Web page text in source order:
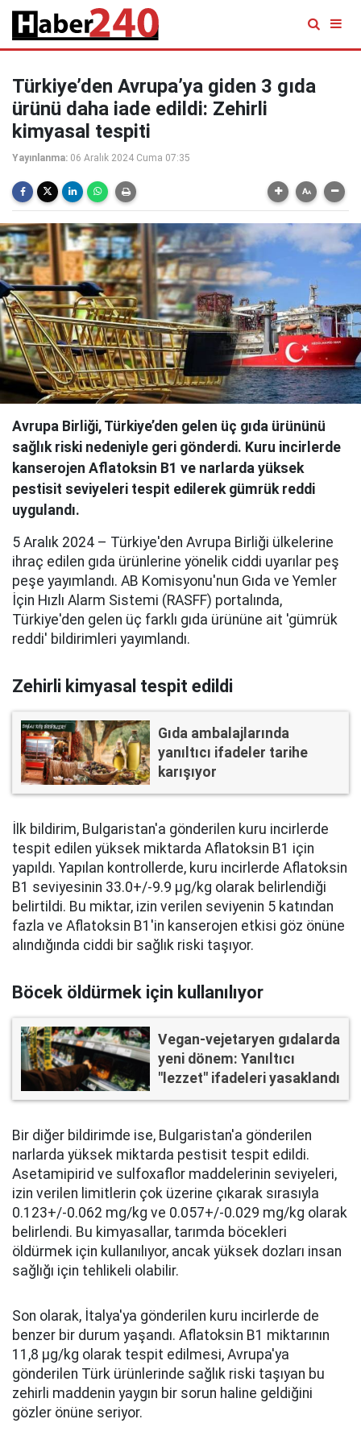
Türkiye’den Avrupa’ya giden 3 gıda
ürünü daha iade edildi: Zehirli
kimyasal tespiti
Yayınlanma: 06 Aralık 2024 Cuma 07:35
Avrupa Birliği, Türkiye’den gelen üç gıda ürününü
sağlık riski nedeniyle geri gönderdi. Kuru incirlerde
kanserojen Aflatoksin B1 ve narlarda yüksek
pestisit seviyeleri tespit edilerek gümrük reddi
uygulandı.
5 Aralık 2024 – Türkiye'den Avrupa Birliği ülkelerine
ihraç edilen gıda ürünlerine yönelik ciddi uyarılar peş
peşe yayımlandı. AB Komisyonu'nun Gıda ve Yemler
İçin Hızlı Alarm Sistemi (RASFF) portalında,
Türkiye'den gelen üç farklı gıda ürününe ait 'gümrük
reddi' bildirimleri yayımlandı.
Zehirli kimyasal tespit edildi
Gıda ambalajlarında
yanıltıcı ifadeler tarihe
karışıyor
İlk bildirim, Bulgaristan'a gönderilen kuru incirlerde
tespit edilen yüksek miktarda Aflatoksin B1 için
yapıldı. Yapılan kontrollerde, kuru incirlerde Aflatoksin
B1 seviyesinin 33.0+/-9.9 µg/kg olarak belirlendiği
belirtildi. Bu miktar, izin verilen seviyenin 5 katından
fazla ve Aflatoksin B1'in kanserojen etkisi göz önüne
alındığında ciddi bir sağlık riski taşıyor.
Böcek öldürmek için kullanılıyor
Vegan-vejetaryen gıdalarda
yeni dönem: Yanıltıcı
"lezzet" ifadeleri yasaklandı
Bir diğer bildirimde ise, Bulgaristan'a gönderilen
narlarda yüksek miktarda pestisit tespit edildi.
Asetamipirid ve sulfoxaflor maddelerinin seviyeleri,
izin verilen limitlerin çok üzerine çıkarak sırasıyla
0.123+/-0.062 mg/kg ve 0.057+/-0.029 mg/kg olarak
belirlendi. Bu kimyasallar, tarımda böcekleri
öldürmek için kullanılıyor, ancak yüksek dozları insan
sağlığı için tehlikeli olabilir.
Son olarak, İtalya'ya gönderilen kuru incirlerde de
benzer bir durum yaşandı. Aflatoksin B1 miktarının
11,8 µg/kg olarak tespit edilmesi, Avrupa'ya
gönderilen Türk ürünlerinde sağlık riski taşıyan bu
zehirli maddenin yaygın bir sorun haline geldiğini
gözler önüne seriyor.